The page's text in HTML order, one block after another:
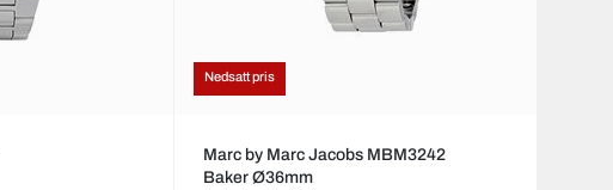
Nedsatt pris
Marc by Marc Jacobs MBM3242
Baker Ø36mm